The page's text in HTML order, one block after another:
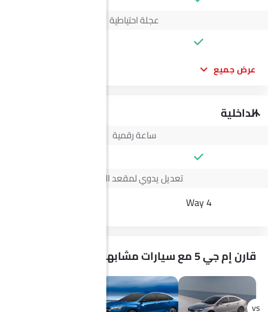
عجلة احتياطية
عرض جميع
الداخلية
ساعة رقمية
تعديل يدوي لمقعد السائق
4 Way
قارن إم جي 5 مع سيارات مشابهة